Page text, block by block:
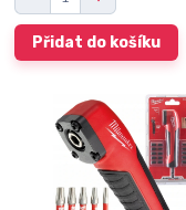
Přidat do košíku